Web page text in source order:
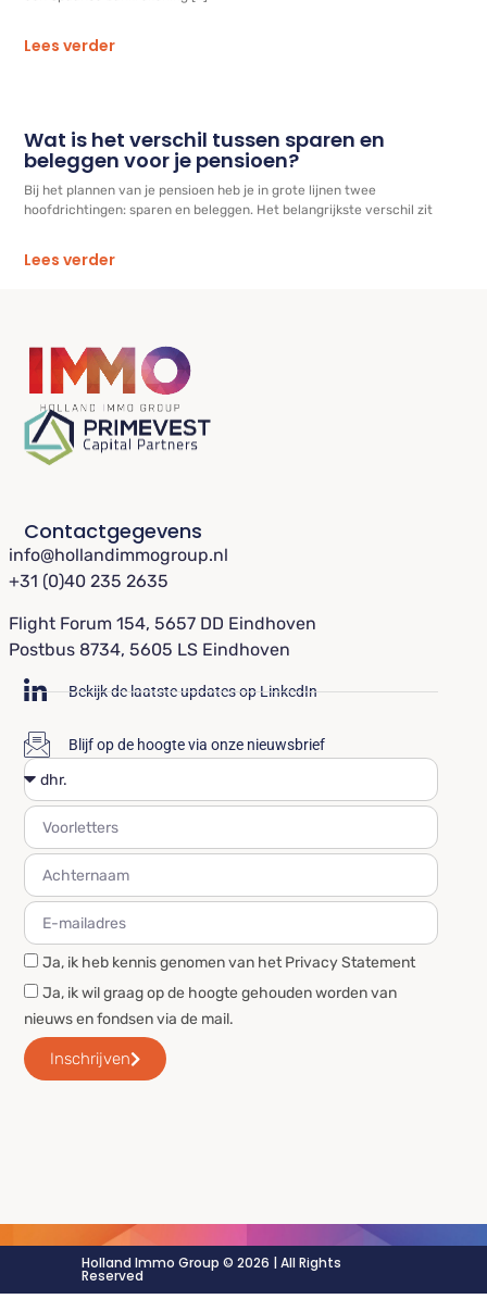
Lees verder
Wat is het verschil tussen sparen en
beleggen voor je pensioen?
Bij het plannen van je pensioen heb je in grote lijnen twee
hoofdrichtingen: sparen en beleggen. Het belangrijkste verschil zit
Lees verder
Contactgegevens
info@hollandimmogroup.nl
+31 (0)40 235 2635
Flight Forum 154, 5657 DD Eindhoven
Postbus 8734, 5605 LS Eindhoven
Bekijk de laatste updates op LinkedIn
Blijf op de hoogte via onze nieuwsbrief
Ja, ik heb kennis genomen van het Privacy Statement
Ja, ik wil graag op de hoogte gehouden worden van
nieuws en fondsen via de mail.
Inschrijven
Holland Immo Group © 2026 | All Rights
Reserved